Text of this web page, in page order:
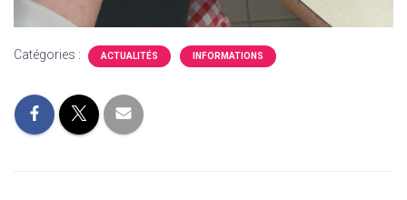
Catégories : ACTUALITÉS INFORMATIONS